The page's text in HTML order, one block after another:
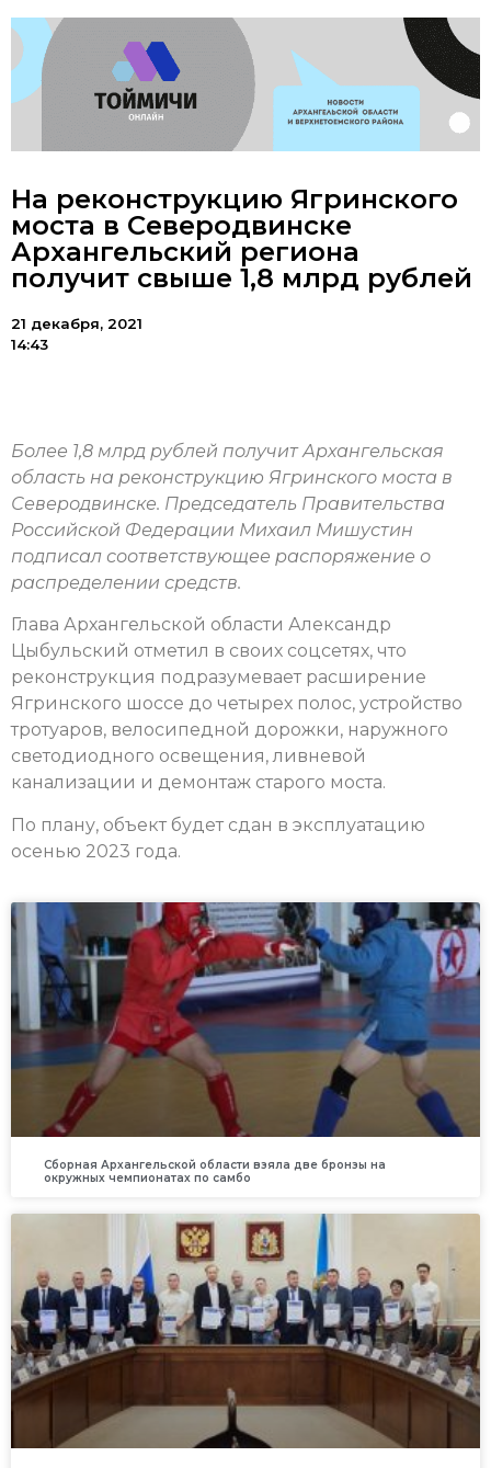
На реконструкцию Ягринского
моста в Северодвинске
Архангельский региона
получит свыше 1,8 млрд рублей
21 декабря, 2021
14:43
Более 1,8 млрд рублей получит Архангельская
область на реконструкцию Ягринского моста в
Северодвинске. Председатель Правительства
Российской Федерации Михаил Мишустин
подписал соответствующее распоряжение о
распределении средств.
Глава Архангельской области Александр
Цыбульский отметил в своих соцсетях, что
реконструкция подразумевает расширение
Ягринского шоссе до четырех полос, устройство
тротуаров, велосипедной дорожки, наружного
светодиодного освещения, ливневой
канализации и демонтаж старого моста.
По плану, объект будет сдан в эксплуатацию
осенью 2023 года.
Сборная Архангельской области взяла две бронзы на
окружных чемпионатах по самбо